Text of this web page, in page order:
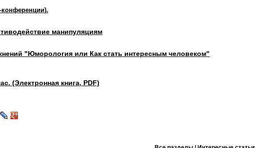
манипуляциям
"Юморология или Как стать интересным человеком"
(Электронная книга, PDF)